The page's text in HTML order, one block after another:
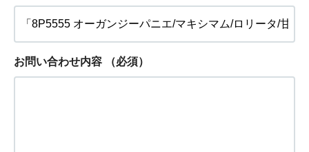
お問い合わせ内容 （必須）